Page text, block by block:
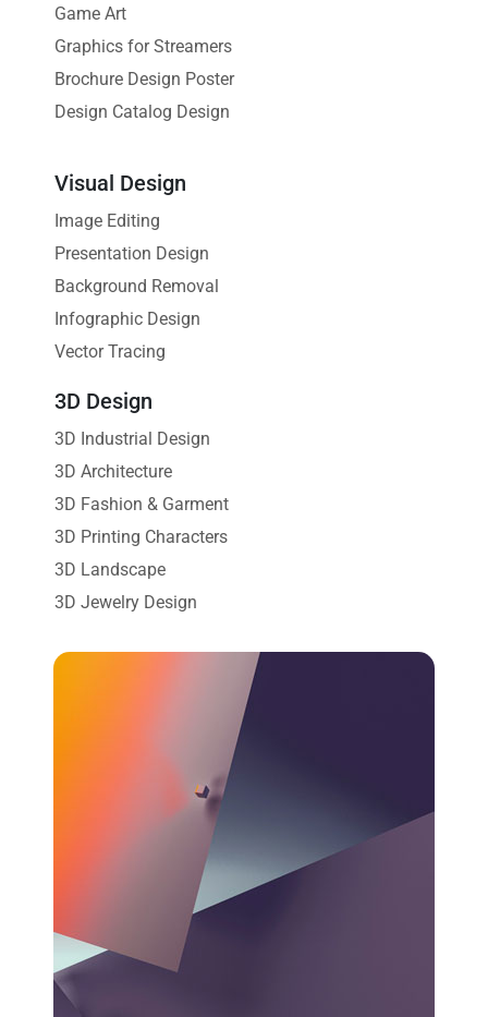
Game Art
Graphics for Streamers
Brochure Design Poster
Design Catalog Design
Visual Design
Image Editing
Presentation Design
Background Removal
Infographic Design
Vector Tracing
3D Design
3D Industrial Design
3D Architecture
3D Fashion & Garment
3D Printing Characters
3D Landscape
3D Jewelry Design